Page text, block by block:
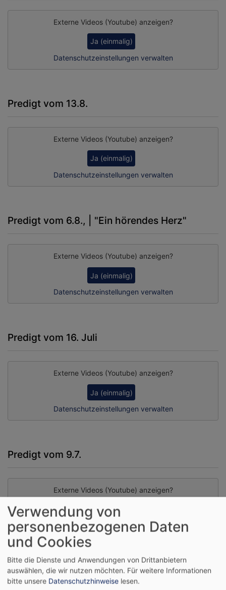
Externe Videos (Youtube) anzeigen?
Ja (einmalig)
Datenschutzeinstellungen verwalten
Predigt vom 13.8.
Externe Videos (Youtube) anzeigen?
Ja (einmalig)
Datenschutzeinstellungen verwalten
Predigt vom 6.8., | "Ein hörendes Herz"
Externe Videos (Youtube) anzeigen?
Ja (einmalig)
Datenschutzeinstellungen verwalten
Predigt vom 16. Juli
Externe Videos (Youtube) anzeigen?
Ja (einmalig)
Datenschutzeinstellungen verwalten
Predigt vom 9.7.
Externe Videos (Youtube) anzeigen?
Ja (einmalig)
Datenschutzeinstellungen verwalten
Predigt vom 18.6.
Verwendung von
personenbezogenen Daten
und Cookies
Bitte die Dienste und Anwendungen von Drittanbietern
auswählen, die wir nutzen möchten. Für weitere Informationen
bitte unsere Datenschutzhinweise lesen.